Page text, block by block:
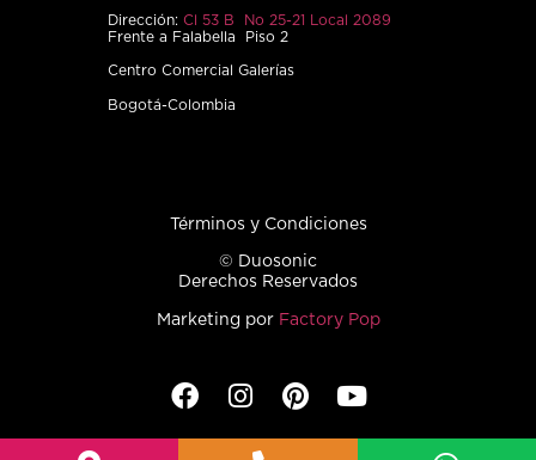
Dirección: Cl 53 B No 25-21 Local 2089
Frente a Falabella Piso 2
Centro Comercial Galerías
Bogotá-Colombia
Términos y Condiciones
© Duosonic
Derechos Reservados
Marketing por Factory Pop